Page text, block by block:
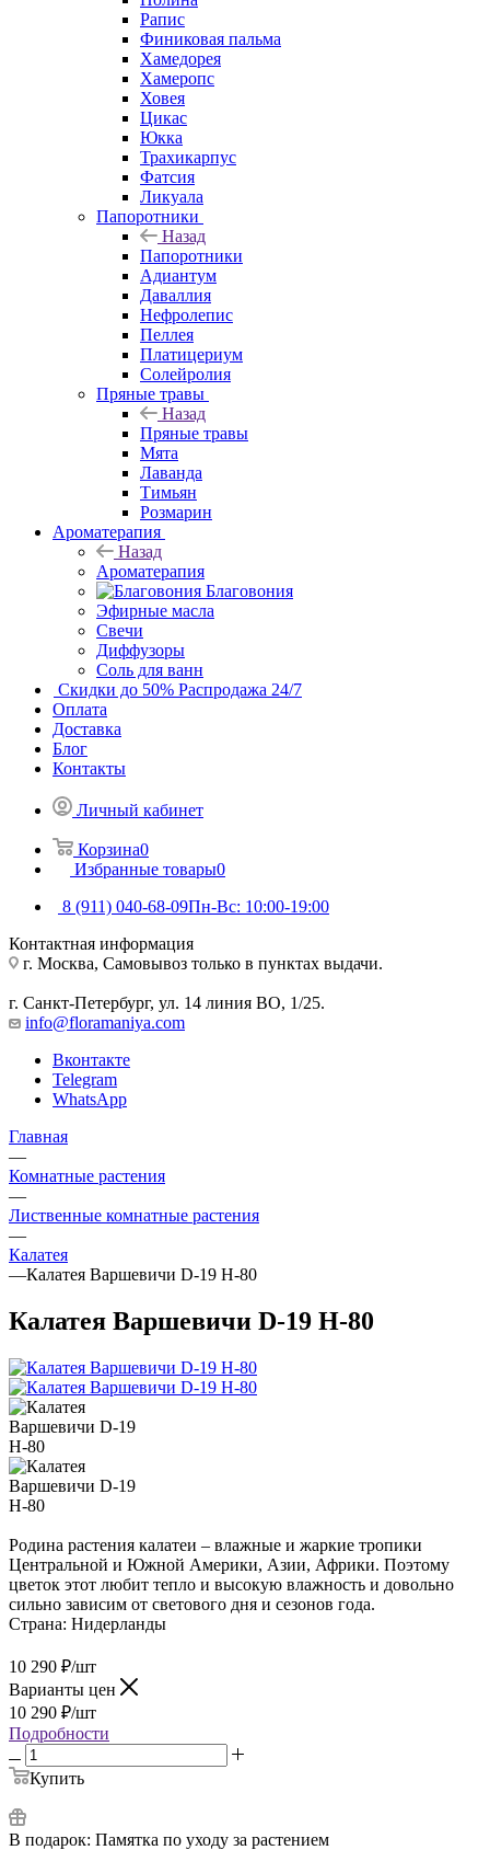
Рапис
Финиковая пальма
Хамедорея
Хамеропс
Ховея
Цикас
Юкка
Трахикарпус
Фатсия
Ликуала
Папоротники
Назад
Папоротники
Адиантум
Даваллия
Нефролепис
Пеллея
Платицериум
Солейролия
Пряные травы
Назад
Пряные травы
Мята
Лаванда
Тимьян
Розмарин
Ароматерапия
Назад
Ароматерапия
Благовония
Эфирные масла
Свечи
Диффузоры
Соль для ванн
Скидки до 50% Распродажа 24/7
Оплата
Доставка
Блог
Контакты
Личный кабинет
Корзина0
Избранные товары0
8 (911) 040-68-09Пн-Вс: 10:00-19:00
Контактная информация
г. Москва, Самовывоз только в пунктах выдачи.
г. Санкт-Петербург, ул. 14 линия ВО, 1/25.
info@floramaniya.com
Вконтакте
Telegram
WhatsApp
Главная
—
Комнатные растения
—
Лиственные комнатные растения
—
Калатея
—Калатея Варшевичи D-19 H-80
Калатея Варшевичи D-19 H-80
Родина растения калатеи – влажные и жаркие тропики
Центральной и Южной Америки, Азии, Африки. Поэтому
цветок этот любит тепло и высокую влажность и довольно
сильно зависим от светового дня и сезонов года.
Страна: Нидерланды
10 290 ₽/шт
Варианты цен
10 290 ₽/шт
Подробности
Купить
В подарок: Памятка по уходу за растением